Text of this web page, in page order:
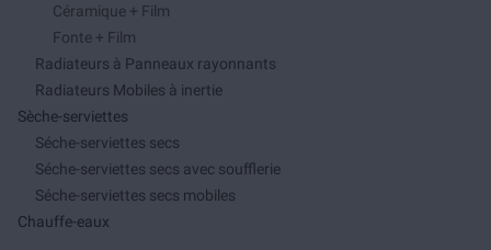
Céramique + Film
Fonte + Film
Radiateurs à Panneaux rayonnants
Radiateurs Mobiles à inertie
Sèche-serviettes
Séche-serviettes secs
Séche-serviettes secs avec soufflerie
Séche-serviettes secs mobiles
Chauffe-eaux